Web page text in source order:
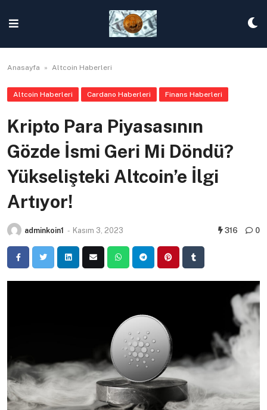
content
Anasayfa » Altcoin Haberleri
Altcoin Haberleri Cardano Haberleri Finans Haberleri
Kripto Para Piyasasının
Gözde İsmi Geri Mi Döndü?
Yükselişteki Altcoin’e İlgi
Artıyor!
adminkoin1 - Kasım 3, 2023 316 0